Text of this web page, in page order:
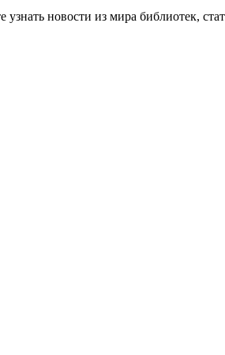
новости из мира библиотек,